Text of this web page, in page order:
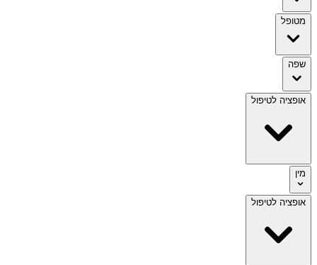
מטופל
שפה
אופציה לטיפול
מין
אופציה לטיפול